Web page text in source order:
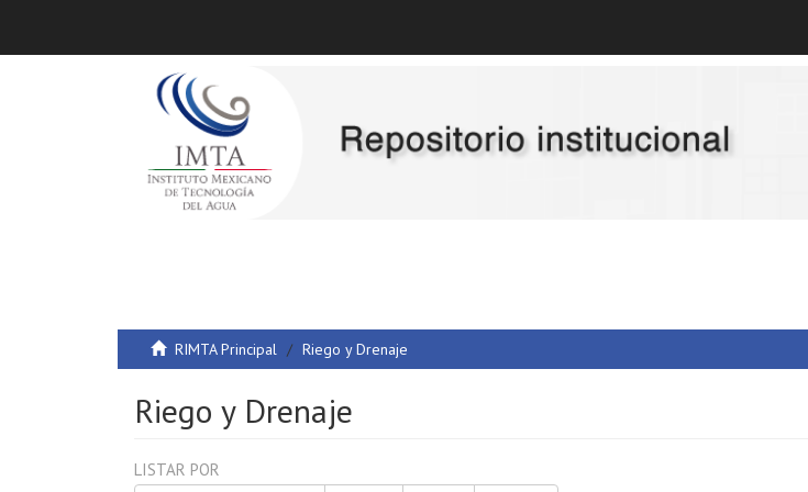
RIMTA Principal Riego y Drenaje
Riego y Drenaje
LISTAR POR